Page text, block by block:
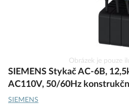
na
začátek
s
Obrázek je pouze
SIEMENS Stykač AC-6B,
AC110V, 50/60Hz
SIEMENS